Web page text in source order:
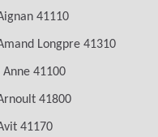
41110
Longpre 41310
41100
41800
41170